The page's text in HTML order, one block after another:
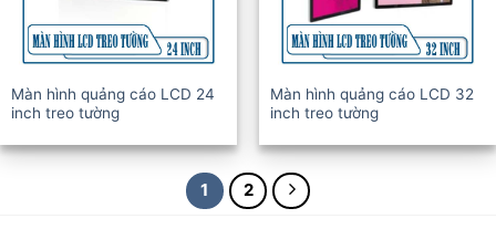
Màn hình quảng cáo LCD 24
inch treo tường
Màn hình quảng cáo LCD 32
inch treo tường
1 2